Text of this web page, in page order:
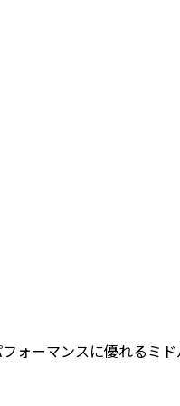
ォーマンスに優れるミ